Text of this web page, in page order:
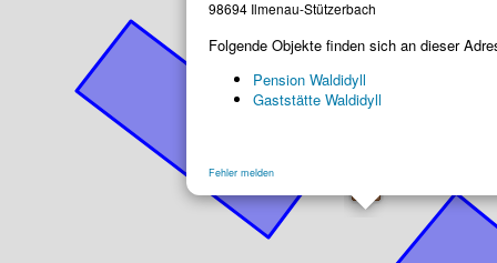
98694 Ilmenau-Stützerbach
Folgende Objekte finden sich an dieser
Pension Waldidyll
Gaststätte Waldidyll
Fehler melden